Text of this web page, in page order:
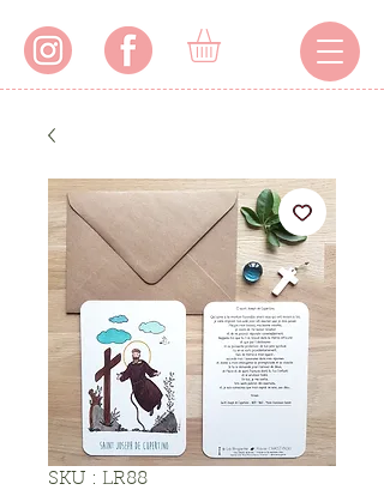
SKU : LR88